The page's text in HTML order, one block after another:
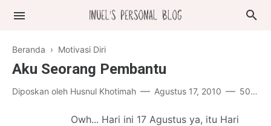
Beranda › Motivasi Diri
Aku Seorang Pembantu
Diposkan oleh Husnul Khotimah Agustus 17, 2010 50 komentar
Owh... Hari ini 17 Agustus ya, itu Hari